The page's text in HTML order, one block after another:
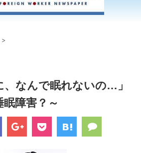
>
、なんで眠れないの…」
障害？～